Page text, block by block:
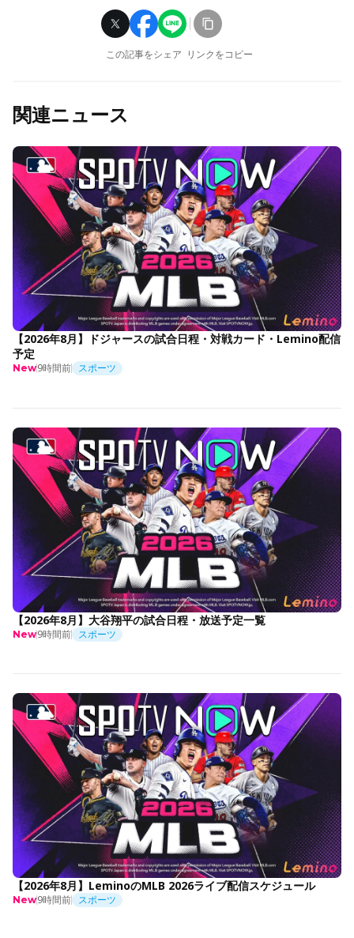
この記事をシェア リンクをコピー
関連ニュース
【2026年8月】ドジャースの試合日程・対戦カード・Lemino配信
予定
New9時間前 スポーツ
【2026年8月】大谷翔平の試合日程・放送予定一覧
New9時間前 スポーツ
【2026年8月】LeminoのMLB 2026ライブ配信スケジュール
New9時間前 スポーツ